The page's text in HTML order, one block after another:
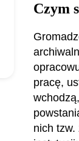
Czym
pracę,
nich tzw.